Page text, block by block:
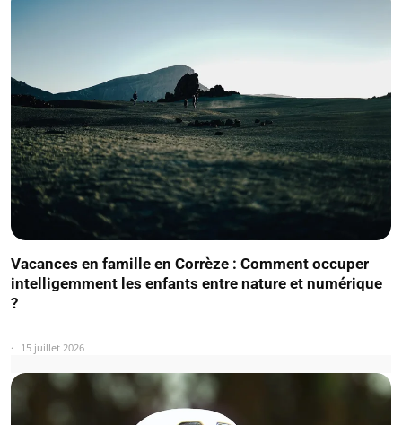
Vacances en famille en Corrèze : Comment occuper
intelligemment les enfants entre nature et numérique
?
15 juillet 2026